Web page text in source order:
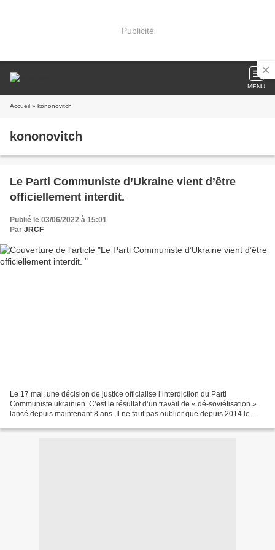
Publicité
MENU
Accueil » kononovitch
kononovitch
Le Parti Communiste d’Ukraine vient d’être
officiellement interdit.
Publié le 03/06/2022 à 15:01
Par JRCF
Le 17 mai, une décision de justice officialise l’interdiction du Parti
Communiste ukrainien. C’est le résultat d’un travail de « dé-soviétisation »
lancé depuis maintenant 8 ans. Il ne faut pas oublier que depuis 2014 le